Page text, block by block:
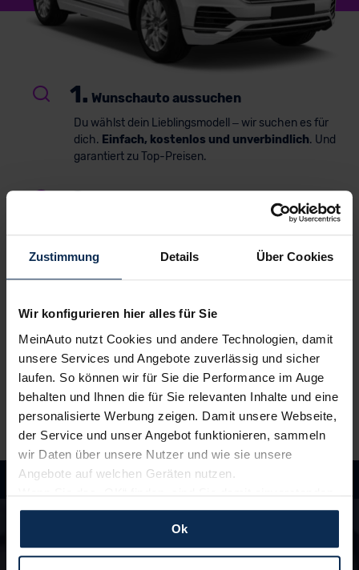
Zustimmung Details Über Cookies
Wir konfigurieren hier alles für Sie
MeinAuto nutzt Cookies und andere Technologien, damit
unsere Services und Angebote zuverlässig und sicher
laufen. So können wir für Sie die Performance im Auge
behalten und Ihnen die für Sie relevanten Inhalte und eine
personalisierte Werbung zeigen. Damit unsere Webseite,
der Service und unser Angebot funktionieren, sammeln
wir Daten über unsere Nutzer und wie sie unsere
Angebote auf welchen Geräten nutzen.
Wenn Sie das „OK“ finden, sind Sie damit einverstanden
und erlauben uns Cookies für unseren Service zu
verwenden und diese Daten an Dritte weiterzugeben,
etwa an unsere Marketingpartner. Falls Sie dem nicht
Ok
1. Wunschauto aussuchen
Du wählst dein Lieblingsmodell – wir suchen es für
dich. Einfach, kostenlos und unverbindlich. Und
garantiert zu Top-Preisen.
2.
Ansprechpartner. Alles klar? Bestelle deinen
Neuwagen, ganz einfach online.
3.
deinen Neuwagen – auf Wunsch sogar
vor die Haustür. Und auch während der Laufzeit
genießt du alle Vorteile von MeinAuto.de wie zum
Beispielfreie Werkstattwahlund persönlichen
Ansprechpartner.
Hast du Fragen?
In unseren FAQ findest du Antworten rund um
die Themen Fahrzeuge, Finanzierung und